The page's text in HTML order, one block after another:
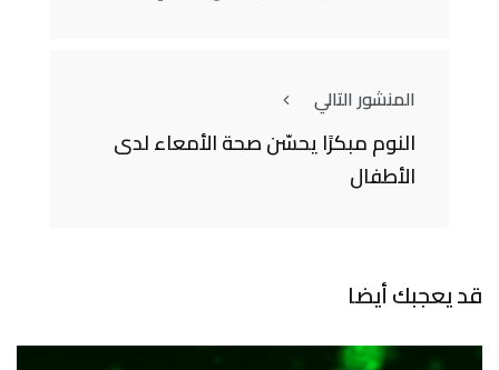
المنشور التالي
النوم مبكرًا يحسّن صحة الأمعاء لدى
الأطفال
قد يعجبك أيضا